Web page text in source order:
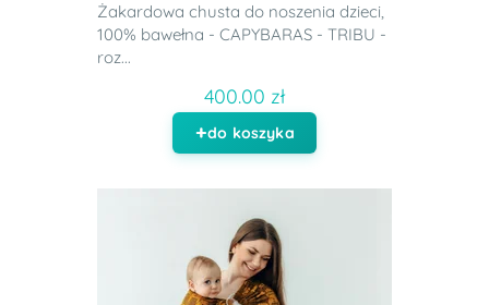
Żakardowa chusta do noszenia dzieci,
100% bawełna - CAPYBARAS - TRIBU -
roz...
400.00 zł
do koszyka